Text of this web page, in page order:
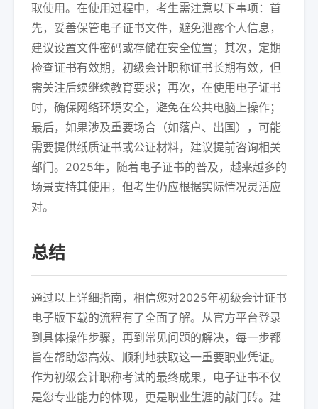
取使用。在使用过程中，考生需注意以下事项：首
先，妥善保管电子证书文件，避免泄露个人信息，
建议设置文件密码或存储在安全位置；其次，定期
检查证书有效期，初级会计职称证书长期有效，但
需关注后续继续教育要求；再次，在使用电子证书
时，确保网络环境安全，避免在公共电脑上操作；
最后，如果涉及重要场合（如落户、出国），可能
需要提供纸质证书或公证材料，建议提前咨询相关
部门。2025年，随着电子证书的普及，越来越多的
场景支持其使用，但考生仍应根据实际情况灵活应
对。
总结
通过以上详细指南，相信您对2025年初级会计证书
电子版下载的流程有了全面了解。从官方平台登录
到具体操作步骤，再到常见问题的解决，每一步都
旨在帮助您高效、顺利地获取这一重要职业凭证。
作为初级会计职称考试的最终成果，电子证书不仅
是您专业能力的体现，更是职业生涯的敲门砖。建